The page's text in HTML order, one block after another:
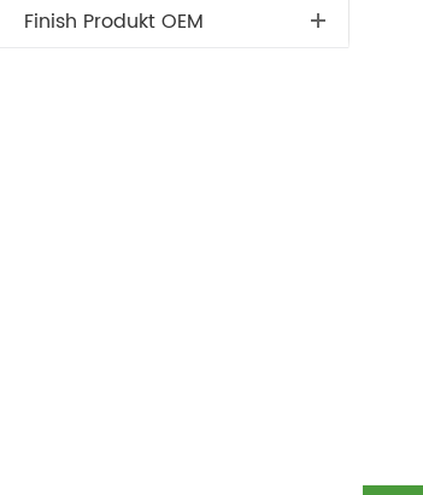
Finish Produkt OEM